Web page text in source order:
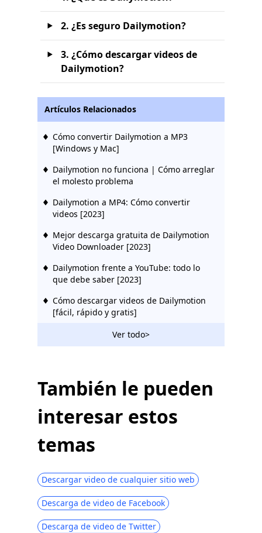
2. ¿Es seguro Dailymotion?
3. ¿Cómo descargar videos de
Dailymotion?
Artículos Relacionados
Cómo convertir Dailymotion a MP3
[Windows y Mac]
Dailymotion no funciona | Cómo arreglar
el molesto problema
Dailymotion a MP4: Cómo convertir
videos [2023]
Mejor descarga gratuita de Dailymotion
Video Downloader [2023]
Dailymotion frente a YouTube: todo lo
que debe saber [2023]
Cómo descargar videos de Dailymotion
[fácil, rápido y gratis]
Ver todo>
También le pueden
interesar estos
temas
Descargar video de cualquier sitio web
Descarga de video de Facebook
Descarga de video de Twitter